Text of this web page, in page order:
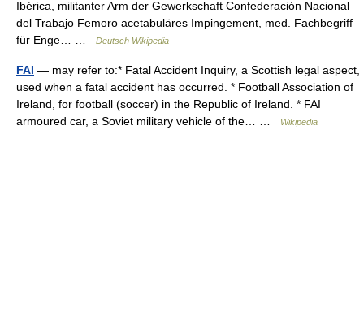
Ibérica, militanter Arm der Gewerkschaft Confederación Nacional
del Trabajo Femoro acetabuläres Impingement, med. Fachbegriff
für Enge… …
Deutsch Wikipedia
FAI — may refer to:* Fatal Accident Inquiry, a Scottish legal aspect,
used when a fatal accident has occurred. * Football Association of
Ireland, for football (soccer) in the Republic of Ireland. * FAI
armoured car, a Soviet military vehicle of the… …
Wikipedia